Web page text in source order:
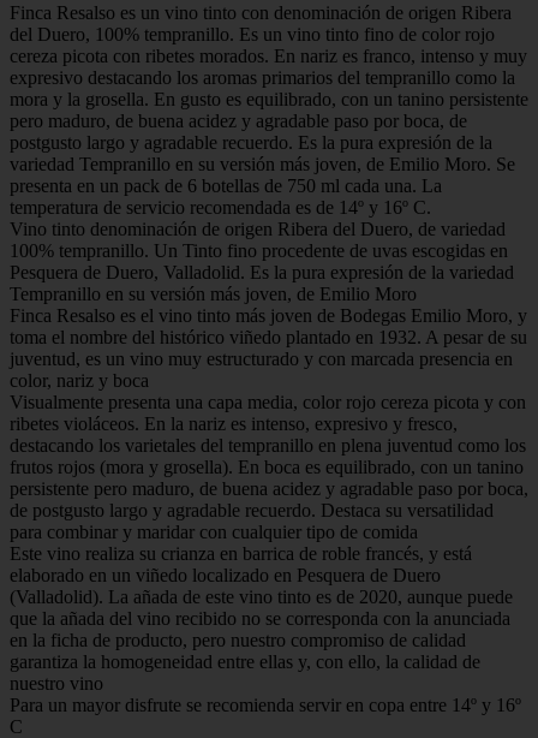
Finca Resalso es un vino tinto con denominación de origen Ribera
del Duero, 100% tempranillo. Es un vino tinto fino de color rojo
cereza picota con ribetes morados. En nariz es franco, intenso y muy
expresivo destacando los aromas primarios del tempranillo como la
mora y la grosella. En gusto es equilibrado, con un tanino persistente
pero maduro, de buena acidez y agradable paso por boca, de
postgusto largo y agradable recuerdo. Es la pura expresión de la
variedad Tempranillo en su versión más joven, de Emilio Moro. Se
presenta en un pack de 6 botellas de 750 ml cada una. La
temperatura de servicio recomendada es de 14º y 16º C.
Vino tinto denominación de origen Ribera del Duero, de variedad
100% tempranillo. Un Tinto fino procedente de uvas escogidas en
Pesquera de Duero, Valladolid. Es la pura expresión de la variedad
Tempranillo en su versión más joven, de Emilio Moro
Finca Resalso es el vino tinto más joven de Bodegas Emilio Moro, y
toma el nombre del histórico viñedo plantado en 1932. A pesar de su
juventud, es un vino muy estructurado y con marcada presencia en
color, nariz y boca
Visualmente presenta una capa media, color rojo cereza picota y con
ribetes violáceos. En la nariz es intenso, expresivo y fresco,
destacando los varietales del tempranillo en plena juventud como los
frutos rojos (mora y grosella). En boca es equilibrado, con un tanino
persistente pero maduro, de buena acidez y agradable paso por boca,
de postgusto largo y agradable recuerdo. Destaca su versatilidad
para combinar y maridar con cualquier tipo de comida
Este vino realiza su crianza en barrica de roble francés, y está
elaborado en un viñedo localizado en Pesquera de Duero
(Valladolid). La añada de este vino tinto es de 2020, aunque puede
que la añada del vino recibido no se corresponda con la anunciada
en la ficha de producto, pero nuestro compromiso de calidad
garantiza la homogeneidad entre ellas y, con ello, la calidad de
nuestro vino
Para un mayor disfrute se recomienda servir en copa entre 14º y 16º
C